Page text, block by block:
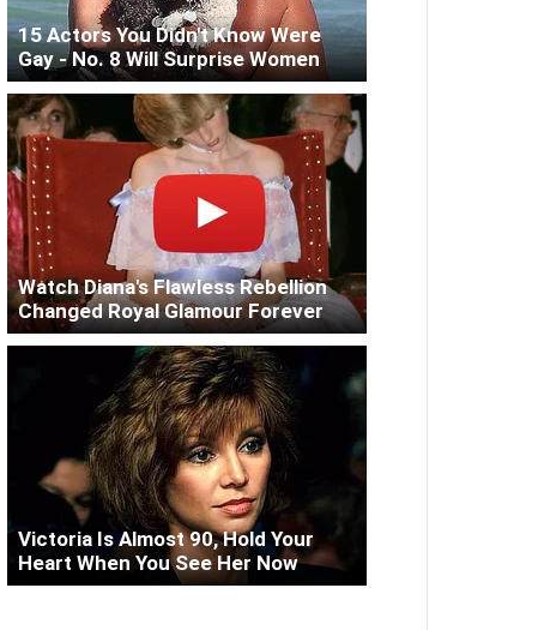
15 Actors You Didn't Know Were
Gay - No. 8 Will Surprise Women
Watch Diana's Flawless Rebellion
Changed Royal Glamour Forever
Victoria Is Almost 90, Hold Your
Heart When You See Her Now